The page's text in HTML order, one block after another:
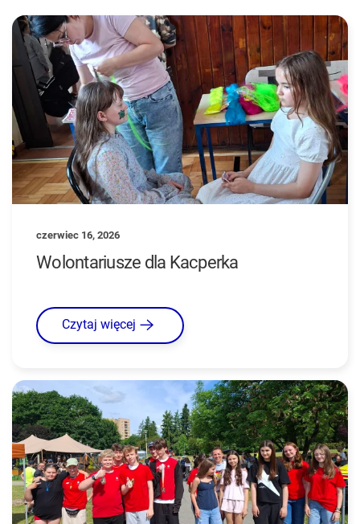
czerwiec 16, 2026
Wolontariusze dla Kacperka
Czytaj więcej